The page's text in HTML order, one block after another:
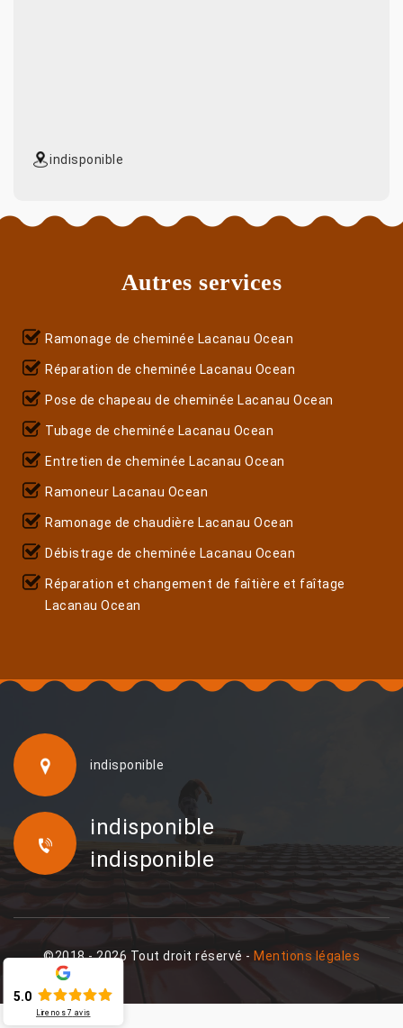
indisponible
Autres services
Ramonage de cheminée Lacanau Ocean
Réparation de cheminée Lacanau Ocean
Pose de chapeau de cheminée Lacanau Ocean
Tubage de cheminée Lacanau Ocean
Entretien de cheminée Lacanau Ocean
Ramoneur Lacanau Ocean
Ramonage de chaudière Lacanau Ocean
Débistrage de cheminée Lacanau Ocean
Réparation et changement de faîtière et faîtage
Lacanau Ocean
indisponible
indisponible
indisponible
©2018 - 2026 Tout droit réservé - Mentions légales
5.0
Lire nos 7 avis